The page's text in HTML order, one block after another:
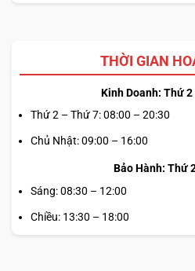
Động Cho Doanh Nhân
Dell 14 Premium DA14250là lựa
ai thường xuyên di chuyển
năng. Máy sở hữu trọng lượng
mỏng ấn tượng, dễ dàng nằm
doanh nhân hiện đại.
Điểm nhấn công nghệ trên Dell
Màn hình 14.5 inch
THỜI GIAN
Kinh Doanh: Thứ
Thứ 2 – Thứ 7: 08:00 – 20:30
Chủ Nhật: 09:00 – 16:00
Bảo Hành: Thứ
Sáng: 08:30 – 12:00
Chiều: 13:30 – 18:00